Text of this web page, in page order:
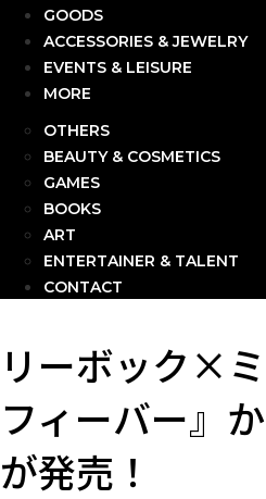
GOODS
ACCESSORIES & JEWELRY
EVENTS & LEISURE
MORE
OTHERS
BEAUTY & COSMETICS
GAMES
BOOKS
ART
ENTERTAINER & TALENT
CONTACT
リーボック×
フィーバー』
が発売！